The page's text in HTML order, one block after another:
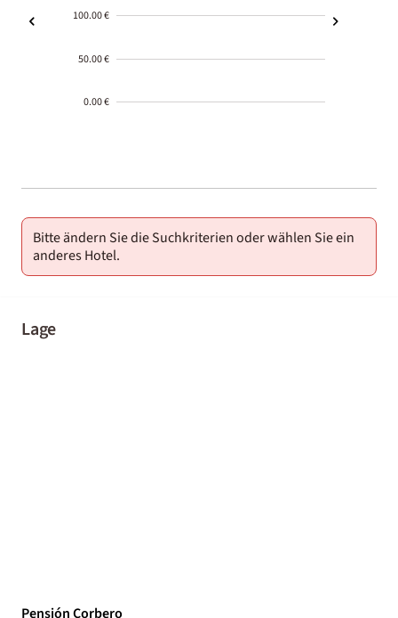
100.00 €
50.00 €
0.00 €
01-02
Bitte ändern Sie die Suchkriterien oder wählen Sie ein
anderes Hotel.
Lage
Pensión Corbero